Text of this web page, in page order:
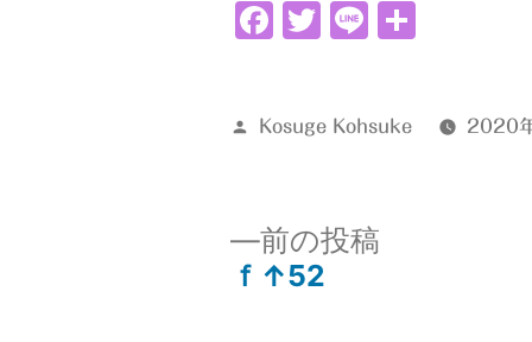
Facebook
Twitter
Line
投
Kosuge Kohsuke 2020
前の投稿
ｆ↑52